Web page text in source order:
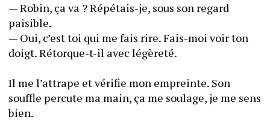
— Robin, ça va ? Répétais-je, sous son regard
paisible.
— Oui, c’est toi qui me fais rire. Fais-moi voir ton
doigt. Rétorque-t-il avec légèreté.
Il me l’attrape et vérifie mon empreinte. Son
souffle percute ma main, ça me soulage, je me sens
bien.